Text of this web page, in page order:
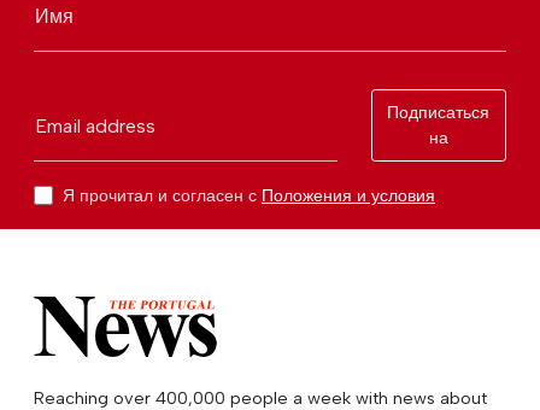
Имя
Email address
Подписаться
на
Я прочитал и согласен с Положения и условия
Reaching over 400,000 people a week with news about